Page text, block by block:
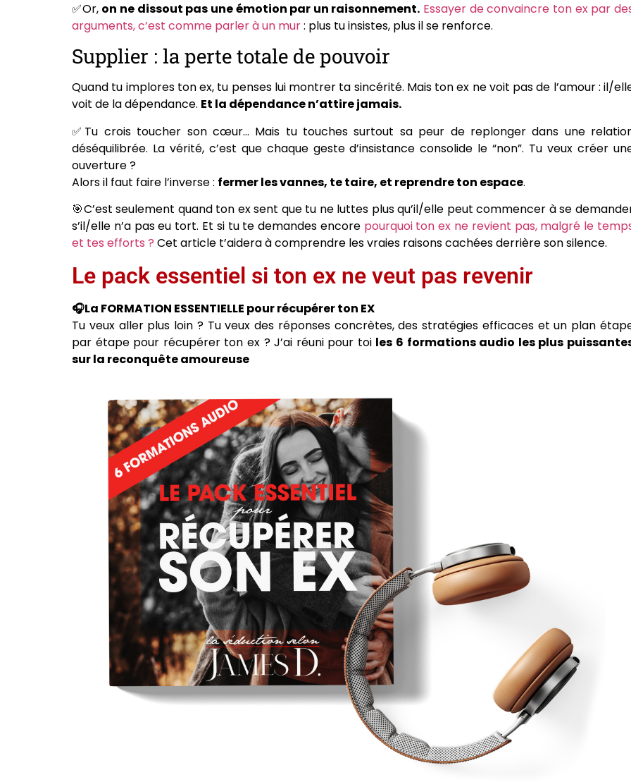
✅Or, on ne dissout pas une émotion par un raisonnement. Essayer de convaincre ton ex par
arguments, c’est comme parler à un mur: plus tu insistes, plus il se renforce.
Supplier : la perte totale de pouvoir
Quand tu implores ton ex, tu penses lui montrer ta sincérité. Mais ton ex ne voit pas de l’amour : il/
voit de la dépendance. Et la dépendance n’attire jamais.
✅Tu crois toucher son cœur… Mais tu touches surtout sa peur de replonger dans une
déséquilibrée. La vérité, c’est que chaque geste d’insistance consolide le “non”. Tu veux créer
ouverture ?
Alors il faut faire l’inverse : fermer les vannes, te taire, et reprendre ton espace.
🎯C’est seulement quand ton ex sent que tu ne luttes plus qu’il/elle peut commencer à se
s’il/elle n’a pas eu tort. Et si tu te demandes encore pourquoi ton ex ne revient pas, malgré le
et tes efforts ? Cet article t’aidera à comprendre les vraies raisons cachées derrière son silence.
Le pack essentiel si ton ex ne veut pas revenir
🎧La FORMATION ESSENTIELLE pour récupérer ton EX
Tu veux aller plus loin ? Tu veux des réponses concrètes, des stratégies efficaces et un plan
par étape pour récupérer ton ex ? J’ai réuni pour toi les 6 formations audio les plus
sur la reconquête amoureuse